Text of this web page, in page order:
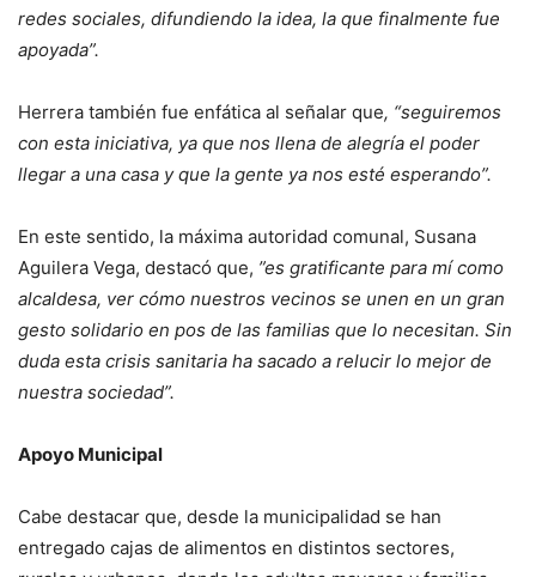
redes sociales, difundiendo la idea, la que finalmente fue
apoyada”.
Herrera también fue enfática al señalar que, “seguiremos
con esta iniciativa, ya que nos llena de alegría el poder
llegar a una casa y que la gente ya nos esté esperando”.
En este sentido, la máxima autoridad comunal, Susana
Aguilera Vega, destacó que, ”es gratificante para mí como
alcaldesa, ver cómo nuestros vecinos se unen en un gran
gesto solidario en pos de las familias que lo necesitan. Sin
duda esta crisis sanitaria ha sacado a relucir lo mejor de
nuestra sociedad”.
Apoyo Municipal
Cabe destacar que, desde la municipalidad se han
entregado cajas de alimentos en distintos sectores,